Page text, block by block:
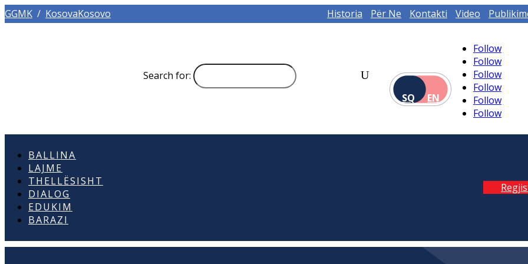
GGMK / KosovaKosovo Historia Për Ne Kontakti Video
Search for:
SQ
EN
Follow
Follow
Follow
Follow
Follow
Follow
BALLINA
LAJME
THELLËSISHT
DIALOG
EDUKIM
BARAZI